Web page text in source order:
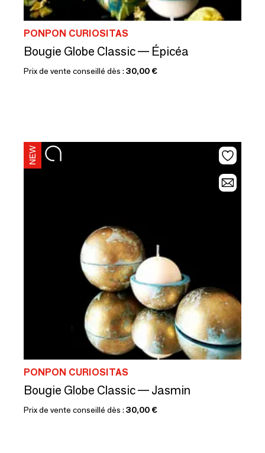
PONPON CURIOSITAS
Bougie Globe Classic — Épicéa
Prix de vente conseillé dès : 30,00 €
PONPON CURIOSITAS
Bougie Globe Classic — Jasmin
Prix de vente conseillé dès : 30,00 €